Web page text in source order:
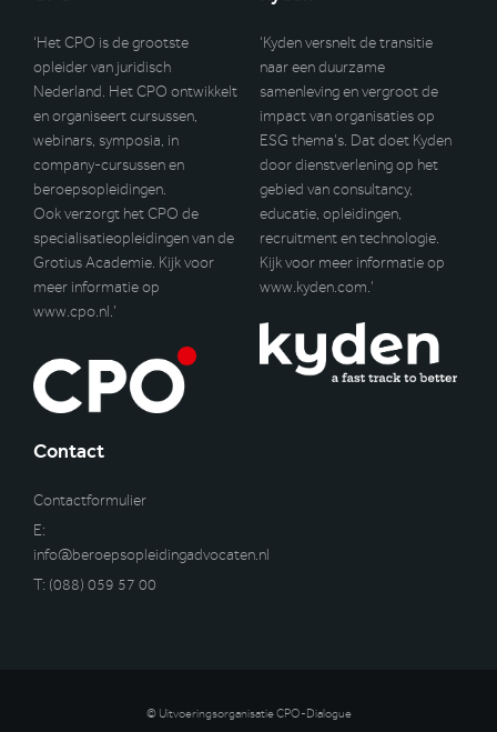
‘Het CPO is de grootste
opleider van juridisch
Nederland. Het CPO ontwikkelt
en organiseert cursussen,
webinars, symposia, in
company-cursussen en
beroepsopleidingen.
Ook verzorgt het CPO de
specialisatieopleidingen van de
Grotius Academie. Kijk voor
meer informatie op
www.cpo.nl.’
‘Kyden versnelt de transitie
naar een duurzame
samenleving en vergroot de
impact van organisaties op
ESG thema’s. Dat doet Kyden
door dienstverlening op het
gebied van consultancy,
educatie, opleidingen,
recruitment en technologie.
Kijk voor meer informatie op
www.kyden.com.’
Contact
Contactformulier
E:
info@beroepsopleidingadvocaten.nl
T: (088) 059 57 00
© Uitvoeringsorganisatie CPO-Dialogue